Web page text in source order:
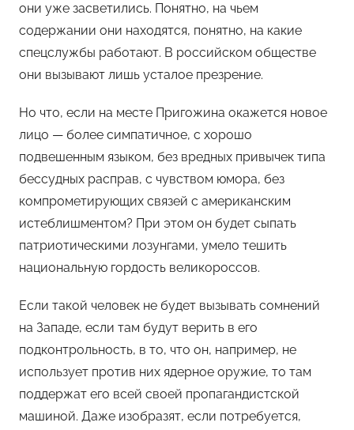
они уже засветились. Понятно, на чьем
содержании они находятся, понятно, на какие
спецслужбы работают. В российском обществе
они вызывают лишь усталое презрение.
Но что, если на месте Пригожина окажется новое
лицо — более симпатичное, с хорошо
подвешенным языком, без вредных привычек типа
бессудных расправ, с чувством юмора, без
компрометирующих связей с американским
истеблишментом? При этом он будет сыпать
патриотическими лозунгами, умело тешить
национальную гордость великороссов.
Если такой человек не будет вызывать сомнений
на Западе, если там будут верить в его
подконтрольность, в то, что он, например, не
использует против них ядерное оружие, то там
поддержат его всей своей пропагандистской
машиной. Даже изобразят, если потребуется,